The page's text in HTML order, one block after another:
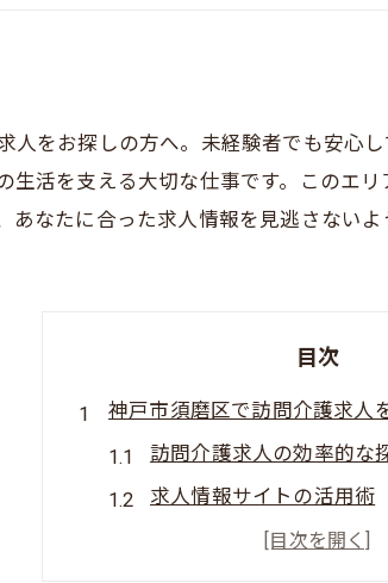
人をお探しの方へ。未経験者でも安心
生活を支える大切な仕事です。このエ
なたに合った求人情報を見逃さないよ
目次
神戸市須磨区で訪問介護求人
訪問介護求人の効率的な
求人情報サイトの活用術
地域密着型の求人情報を